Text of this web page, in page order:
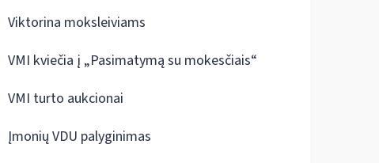
Viktorina moksleiviams
VMI kviečia į „Pasimatymą su mokesčiais“
VMI turto aukcionai
Įmonių VDU palyginimas